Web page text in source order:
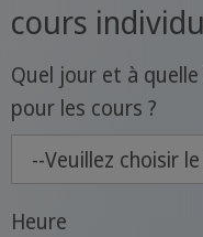
cours
Quel jour et à
pour les cours ?
Heure